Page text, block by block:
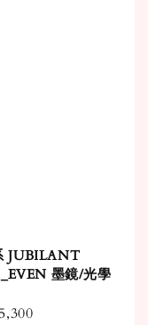
JUBILANT
墨鏡/光學